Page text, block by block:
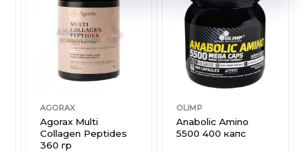
в
Вишлист
AGORAX
Agorax Multi
Collagen Peptides
360 гр
Добавить
Вишлист
OLIMP
Anabolic Amino
5500 400 капс